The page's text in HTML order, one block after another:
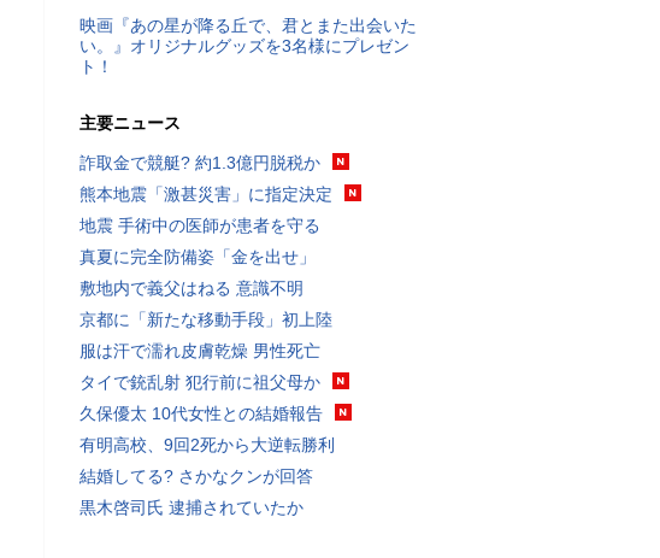
映画『あの星が降る丘で、君とまた出会いた
い。』オリジナルグッズを3名様にプレゼン
ト！
主要ニュース
詐取金で競艇? 約1.3億円脱税か
熊本地震「激甚災害」に指定決定
地震 手術中の医師が患者を守る
真夏に完全防備姿「金を出せ」
敷地内で義父はねる 意識不明
京都に「新たな移動手段」初上陸
服は汗で濡れ皮膚乾燥 男性死亡
タイで銃乱射 犯行前に祖父母か
久保優太 10代女性との結婚報告
有明高校、9回2死から大逆転勝利
結婚してる? さかなクンが回答
黒木啓司氏 逮捕されていたか